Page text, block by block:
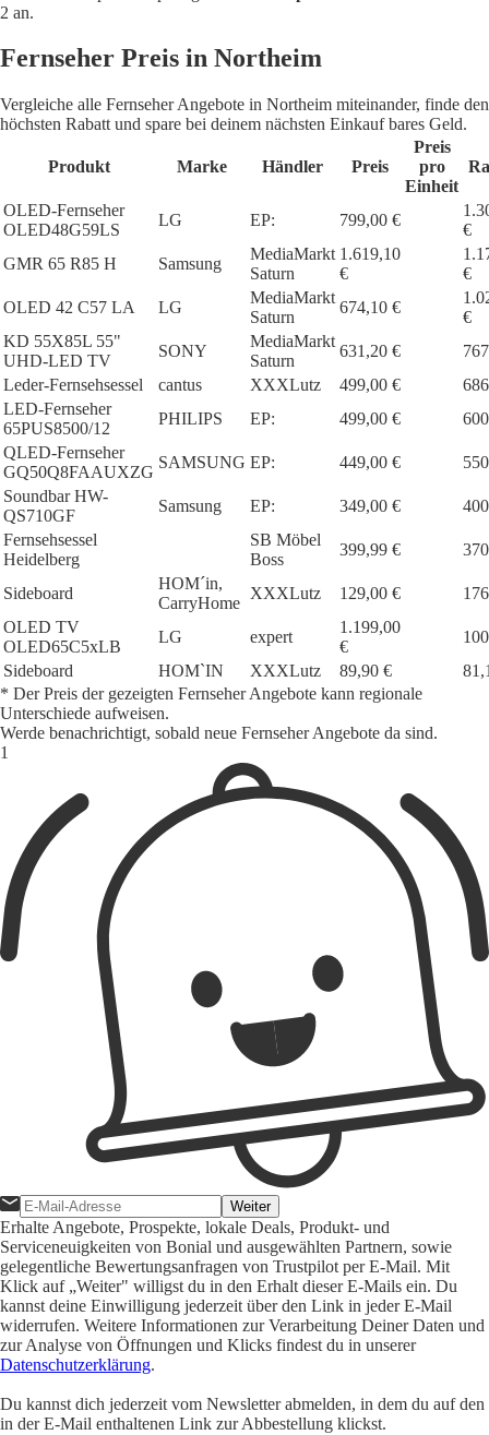
2 an.
Fernseher Preis in Northeim
Vergleiche alle Fernseher Angebote in Northeim miteinander, finde den
höchsten Rabatt und spare bei deinem nächsten Einkauf bares Geld.
Produkt Marke Händler Preis
Preis
pro
Einheit
OLED-Fernseher
OLED48G59LS
LG EP: 799,00 €
€
GMR 65 R85 H
Samsung
MediaMarkt
Saturn
1.619,10
€
€
OLED 42 C57 LA
LG
MediaMarkt
Saturn
674,10 €
€
KD 55X85L 55"
UHD-LED TV
SONY
MediaMarkt
Saturn
631,20 €
Leder-Fernsehsessel
cantus XXXLutz 499,00 €
LED-Fernseher
65PUS8500/12
PHILIPS EP: 499,00 €
QLED-Fernseher
GQ50Q8FAAUXZG
SAMSUNG EP: 449,00 €
Soundbar HW-
QS710GF
Samsung EP: 349,00 €
Fernsehsessel
Heidelberg
SB Möbel
Boss
399,99 €
Sideboard
HOM´in,
CarryHome
XXXLutz 129,00 €
OLED TV
OLED65C5xLB
LG expert
1.199,00
€
Sideboard
HOM`IN XXXLutz 89,90 €
* Der Preis der gezeigten Fernseher Angebote kann regionale
Unterschiede aufweisen.
Werde benachrichtigt, sobald neue Fernseher Angebote da sind.
Weiter
Erhalte Angebote, Prospekte, lokale Deals, Produkt- und
Serviceneuigkeiten von Bonial und ausgewählten Partnern, sowie
gelegentliche Bewertungsanfragen von Trustpilot per E-Mail. Mit
Klick auf „Weiter" willigst du in den Erhalt dieser E-Mails ein. Du
kannst deine Einwilligung jederzeit über den Link in jeder E-Mail
widerrufen. Weitere Informationen zur Verarbeitung Deiner Daten und
zur Analyse von Öffnungen und Klicks findest du in unserer
Datenschutzerklärung.
Du kannst dich jederzeit vom Newsletter abmelden, in dem du auf den
in der E-Mail enthaltenen Link zur Abbestellung klickst.